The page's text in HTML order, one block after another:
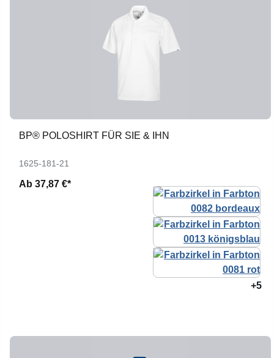
BP® POLOSHIRT FÜR SIE & IHN
1625-181-21
Ab 37,87 €*
+5